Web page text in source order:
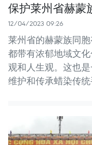
保护莱州省赫蒙
12/04/2023 09:26
莱州省的赫蒙族同
都带有浓郁地域文
观和人生观。这也
维护和传承蜡染传统